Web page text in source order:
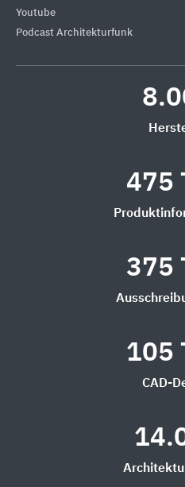
Youtube
Podcast Architekturfunk
475
375
105
CAD-